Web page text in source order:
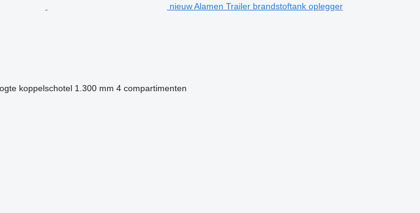
nieuw Alamen Trailer brandstoftank oplegger
koppelschotel 1.300 mm 4 compartimenten